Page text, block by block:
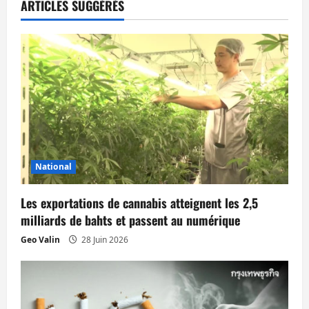
i
o
n
d
’
a
r
t
i
ARTICLES SUGGÉRÉS
National
Les exportations de cannabis atteignent les 2,5
milliards de bahts et passent au numérique
Geo Valin 28 Juin 2026